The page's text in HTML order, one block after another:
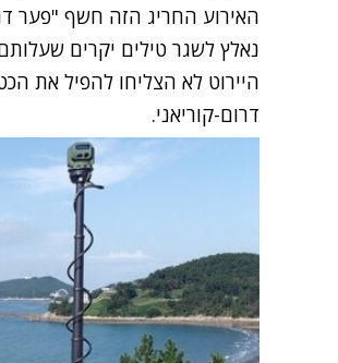
האירוע החריג הזה חשף "פער
נאלץ לשגר טילים יקרים
היירוט לא הצליחו להפיל את
דרום-קוריאני.